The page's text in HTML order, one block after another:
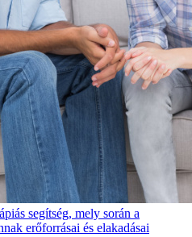
segítség, mely során a
erőforrásai és elakadásai